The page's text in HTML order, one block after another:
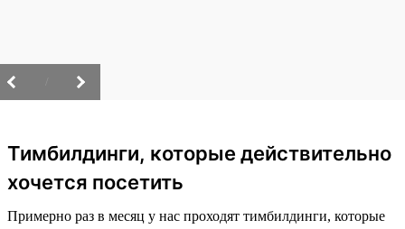
Тимбилдинги, которые действительно
хочется посетить
Примерно раз в месяц у нас проходят тимбилдинги, которые